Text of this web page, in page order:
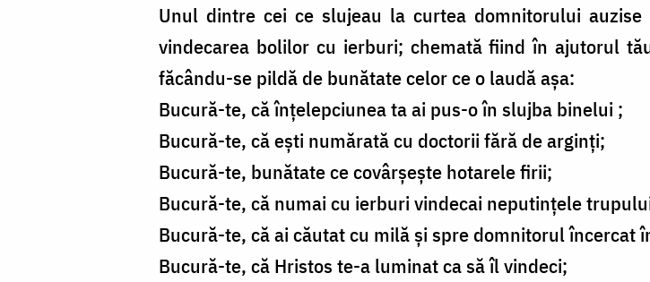
Unul dintre cei ce slujeau la curtea domnitorului
vindecarea bolilor cu ierburi; chemată fiind în ajutorul
făcându-se pildă de bunătate celor ce o laudă aşa:
Bucură-te, că înţelepciunea ta ai pus-o în slujba binelui ;
Bucură-te, că eşti numărată cu doctorii fără de arginţi;
Bucură-te, bunătate ce covârşeşte hotarele firii;
Bucură-te, că numai cu ierburi vindecai neputinţele
Bucură-te, că ai căutat cu milă şi spre domnitorul încercat
Bucură-te, că Hristos te-a luminat ca să îl vindeci;